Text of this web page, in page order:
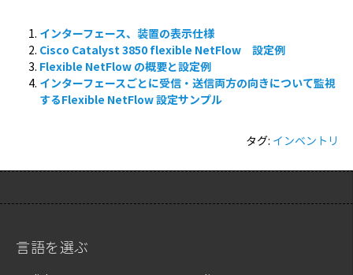
インターフェース、装置の表示仕様
Cisco Catalyst 3850 flexible NetFlow 設定例
Flexible NetFlow の概要と設定例
インターフェースごとに受信・送信両方の向きについて監視
するFlexible NetFlow 設定サンプル
タグ: インベントリ
言語を選ぶ